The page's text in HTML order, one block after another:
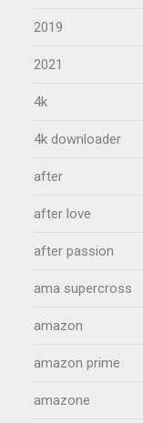
2019
2021
4k
4k downloader
after
after love
after passion
ama supercross
amazon
amazon prime
amazone